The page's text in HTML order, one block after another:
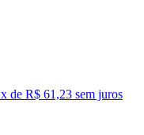
x de R$ 61,23 sem juros